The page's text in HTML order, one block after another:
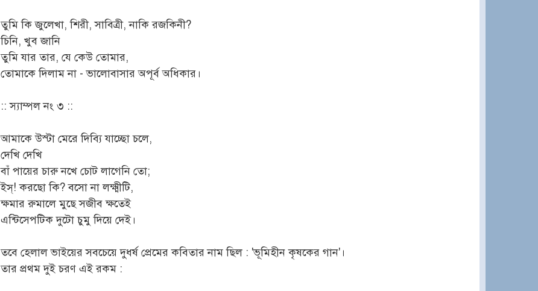
তুমি কি জুলেখা, শিরী, সাবিত্রী, নাকি রজকিনী?
চিনি, খুব জানি
তুমি যার তার, যে কেউ তোমার,
তোমাকে দিলাম না - ভালোবাসার অপূর্ব অধিকার।
:: স্যাম্পল নং ৩ ::
আমাকে উস্টা মেরে দিব্যি যাচ্ছো চলে,
দেখি দেখি
বাঁ পায়ের চারু নখে চোট লাগেনি তো;
ইস্‌! করছো কি? বসো না লক্ষ্মীটি,
ক্ষমার রুমালে মুছে সজীব ক্ষতেই
এন্টিসেপটিক দুটো চুমু দিয়ে দেই।
তবে হেলাল ভাইয়ের সবচেয়ে দুধর্ষ প্রেমের কবিতার নাম ছিল : 'ভূমিহীন কৃষকের গান'।
তার প্রথম দুই চরণ এই রকম :